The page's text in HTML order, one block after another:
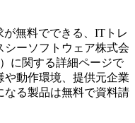
無料でできる、ITトレ
シーソフトウェア株式会
）に関する詳細ページで
動作環境、提供元企業
なる製品は無料で資料請